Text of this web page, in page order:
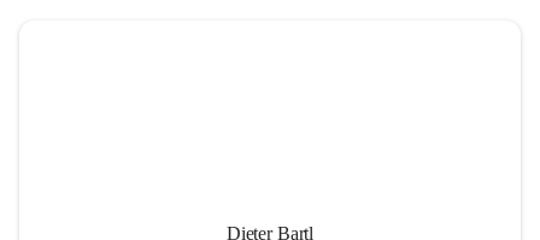
Dieter Bartl